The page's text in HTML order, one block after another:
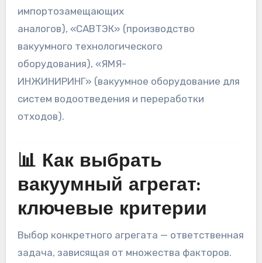
импортозамещающих
аналогов), «САВТЭК» (производство
вакуумного технологического
оборудования), «ЯМЯ-
ИНЖИНИРИНГ» (вакуумное оборудование для
систем водоотведения и переработки
отходов).
📊 Как выбрать
вакуумный агрегат:
ключевые критерии
Выбор конкретного агрегата — ответственная
задача, зависящая от множества факторов.